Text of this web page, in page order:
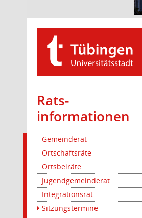
Rats­
informationen
Gemeinderat
Ortschaftsräte
Ortsbeiräte
Jugendgemeinderat
Integrationsrat
Sitzungstermine